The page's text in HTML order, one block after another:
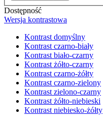
Dostępność
Wersja kontrastowa
Kontrast domyślny
Kontrast czarno-biały
Kontrast biało-czarny
Kontrast żółto-czarny
Kontrast czarno-żółty
Kontrast czarno-zielony
Kontrast zielono-czarny
Kontrast żółto-niebieski
Kontrast niebiesko-żółty